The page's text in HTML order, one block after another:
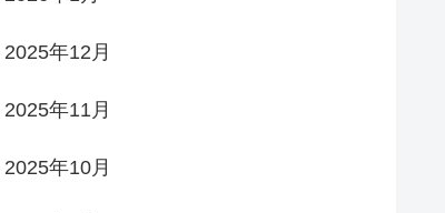
2025年12月
2025年11月
2025年10月